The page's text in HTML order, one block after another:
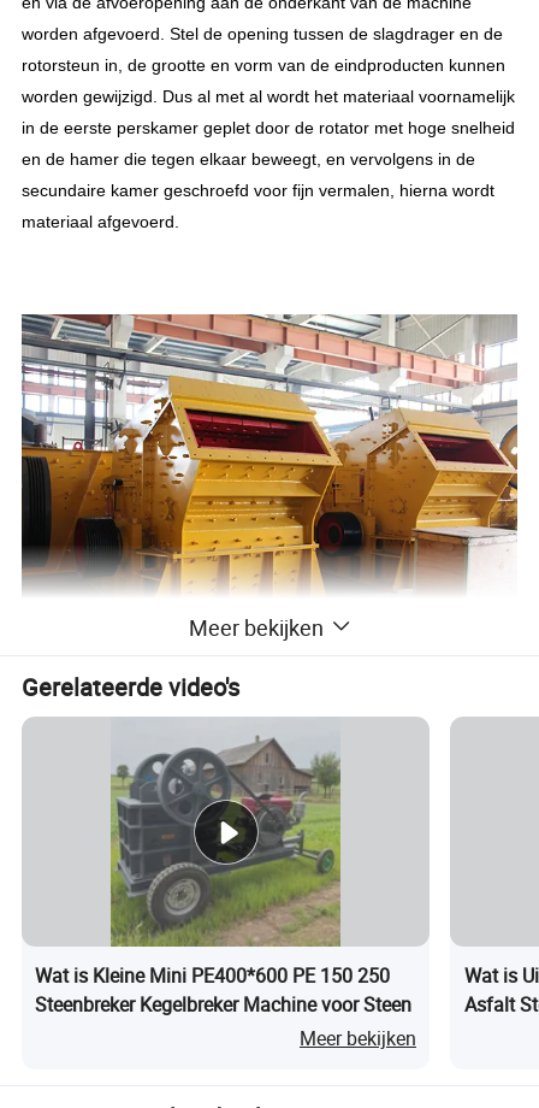
worden afgevoerd. Stel de opening tussen de slagdrager en de
rotorsteun in, de grootte en vorm van de eindproducten kunnen
worden gewijzigd. Dus al met al wordt het materiaal voornamelijk
in de eerste perskamer geplet door de rotator met hoge snelheid
en de hamer die tegen elkaar beweegt, en vervolgens in de
secundaire kamer geschroefd voor fijn vermalen, hierna wordt
materiaal afgevoerd.
Belangrijkste kenmerken
1) geoptimaliseerd ontwerp voor lage snelheid, multi-impact
Meer bekijken
Gerelateerde video's
Wat is Kleine Mini PE400*600 PE 150 250
Steenbreker Kegelbreker Machine voor Steen
Meer bekijken
Wat is
Asfalt